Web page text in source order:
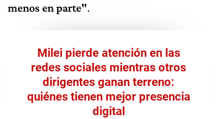
menos en parte".
Milei pierde atención en las
redes sociales mientras otros
dirigentes ganan terreno:
quiénes tienen mejor presencia
digital